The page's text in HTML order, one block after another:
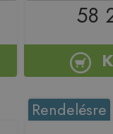
58
Rendelésre